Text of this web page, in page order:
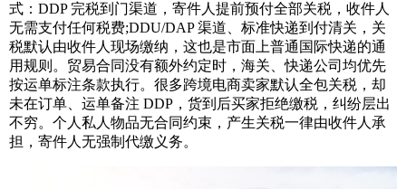
式：DDP 完税到门渠道，寄件人提前预付全部关税，收件人
无需支付任何税费;DDU/DAP 渠道、标准快递到付清关，关
税默认由收件人现场缴纳，这也是市面上普通国际快递的通
用规则。贸易合同没有额外约定时，海关、快递公司均优先
按运单标注条款执行。很多跨境电商卖家默认全包关税，却
未在订单、运单备注 DDP，货到后买家拒绝缴税，纠纷层出
不穷。个人私人物品无合同约束，产生关税一律由收件人承
担，寄件人无强制代缴义务。